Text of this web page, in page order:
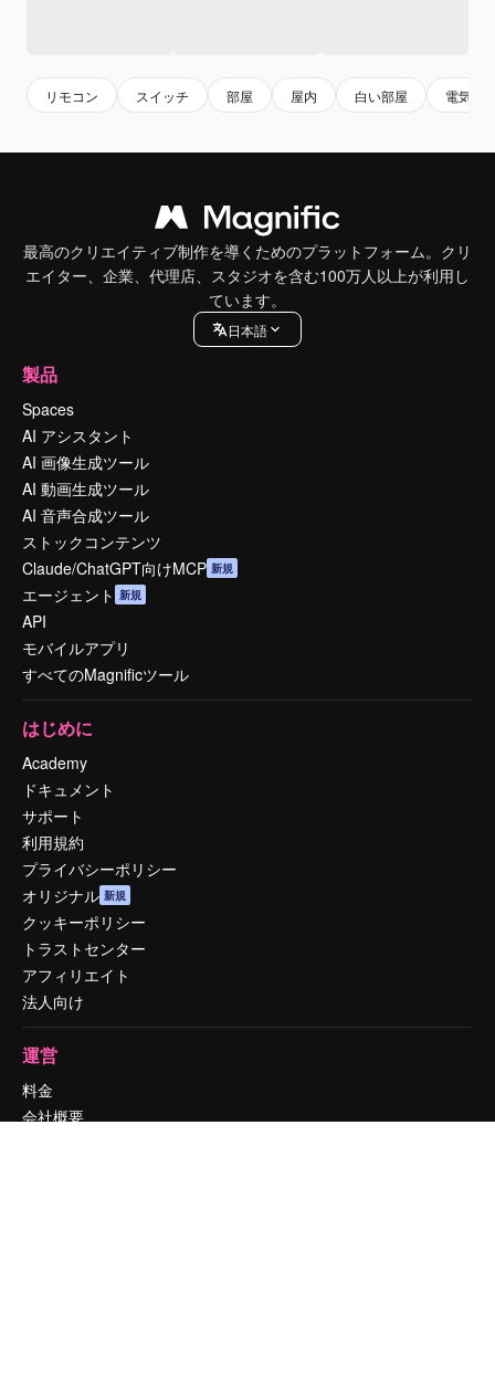
リモコン スイッチ 部屋 屋内 白い部屋 電気
最高のクリエイティブ制作を導くためのプラットフォーム。クリ
エイター、企業、代理店、スタジオを含む100万人以上が利用し
ています。
日本語
製品
Spaces
AI アシスタント
AI 画像生成ツール
AI 動画生成ツール
AI 音声合成ツール
ストックコンテンツ
Claude/ChatGPT向けMCP 新規
エージェント 新規
API
モバイルアプリ
すべてのMagnificツール
はじめに
Academy
ドキュメント
サポート
利用規約
プライバシーポリシー
オリジナル 新規
クッキーポリシー
トラストセンター
アフィリエイト
法人向け
運営
料金
会社概要